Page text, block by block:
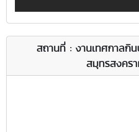
สถานที่ : งานเทศกาลกิ
สมุทรสงคร